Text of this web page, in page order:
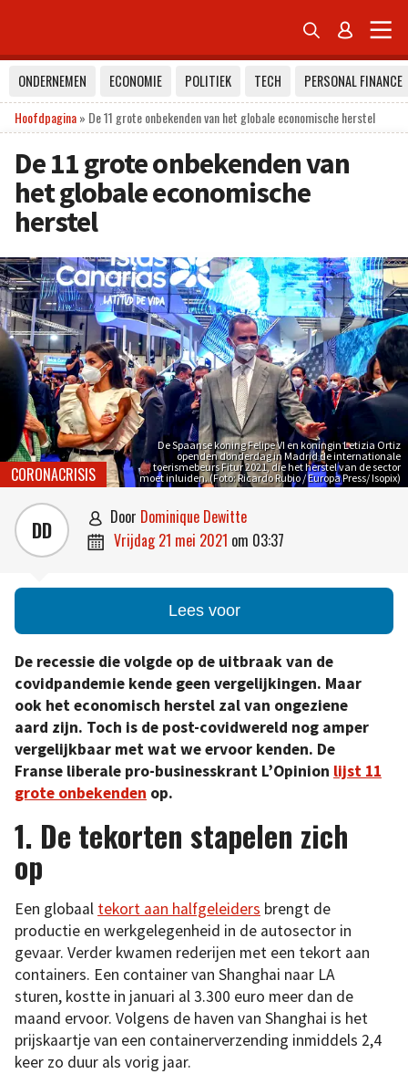
 
ONDERNEMEN ECONOMIE POLITIEK TECH
PERSONAL FINANCE
Hoofdpagina» De 11 grote onbekenden van het globale economische herstel
De 11 grote onbekenden van
het globale economische
herstel
De Spaanse koning Felipe VI en koningin Letizia Ortiz
openden donderdag in Madrid de internationale
toerismebeurs Fitur 2021, die het herstel van de sector
moet inluiden. (Foto: Ricardo Rubio / Europa Press/ Isopix)
CORONACRISIS
DD  door Dominique Dewitte
 vrijdag 21 mei 2021 om 03:37
Lees voor
De recessie die volgde op de uitbraak van de
covidpandemie kende geen vergelijkingen. Maar
ook het economisch herstel zal van ongeziene
aard zijn. Toch is de post-covidwereld nog amper
vergelijkbaar met wat we ervoor kenden. De
Franse liberale pro-businesskrant L’Opinion lijst 11
grote onbekenden op.
1. De tekorten stapelen zich
op
Een globaal tekort aan halfgeleiders brengt de
productie en werkgelegenheid in de autosector in
gevaar. Verder kwamen rederijen met een tekort aan
containers. Een container van Shanghai naar LA
sturen, kostte in januari al 3.300 euro meer dan de
maand ervoor. Volgens de haven van Shanghai is het
prijskaartje van een containerverzending inmiddels 2,4
keer zo duur als vorig jaar.